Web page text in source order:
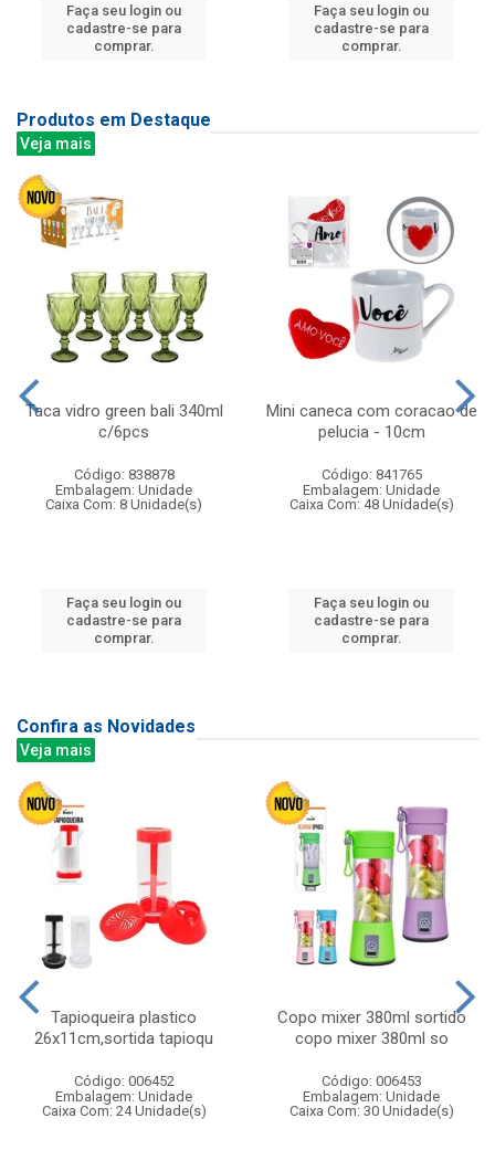
Faça seu login ou
cadastre-se para
comprar.
Faça seu login ou
cadastre-se para
comprar.
Produtos em Destaque
Veja mais
Taca vidro green bali 340ml
c/6pcs
Código: 838878
Embalagem: Unidade
Caixa Com: 8 Unidade(s)
Faça seu login ou
cadastre-se para
comprar.
Mini caneca com coracao de
pelucia - 10cm
Código: 841765
Embalagem: Unidade
Caixa Com: 48 Unidade(s)
Faça seu login ou
cadastre-se para
comprar.
Confira as Novidades
Veja mais
Tapioqueira plastico
26x11cm,sortida tapioqu
Código: 006452
Embalagem: Unidade
Caixa Com: 24 Unidade(s)
Copo mixer 380ml sortido
copo mixer 380ml so
Código: 006453
Embalagem: Unidade
Caixa Com: 30 Unidade(s)